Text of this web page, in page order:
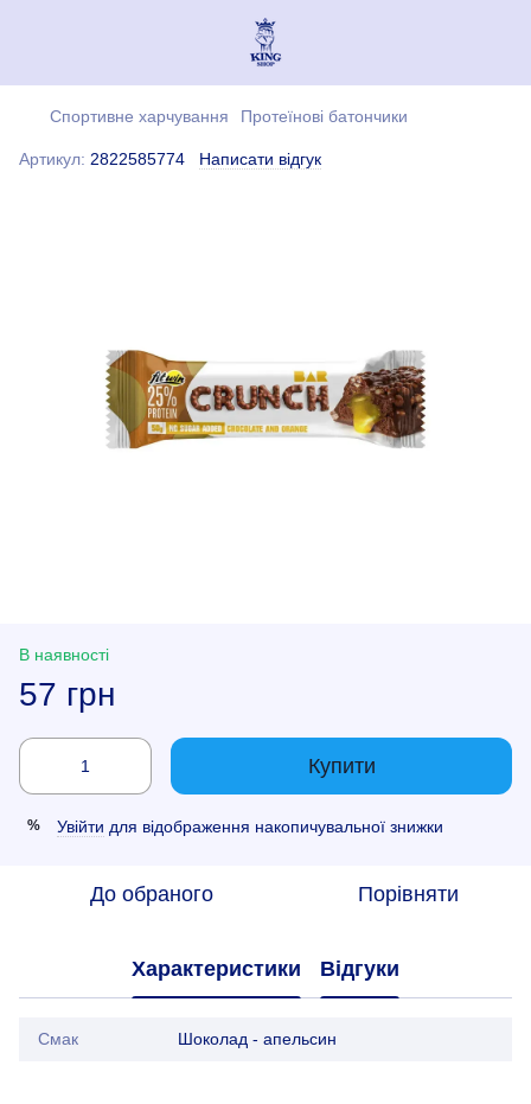
Спортивне харчування Протеїнові батончики
Артикул: 2822585774 Написати відгук
В наявності
57 грн
Купити
% Увійти для відображення накопичувальної знижки
До обраного Порівняти
Характеристики Відгуки
Смак Шоколад - апельсин